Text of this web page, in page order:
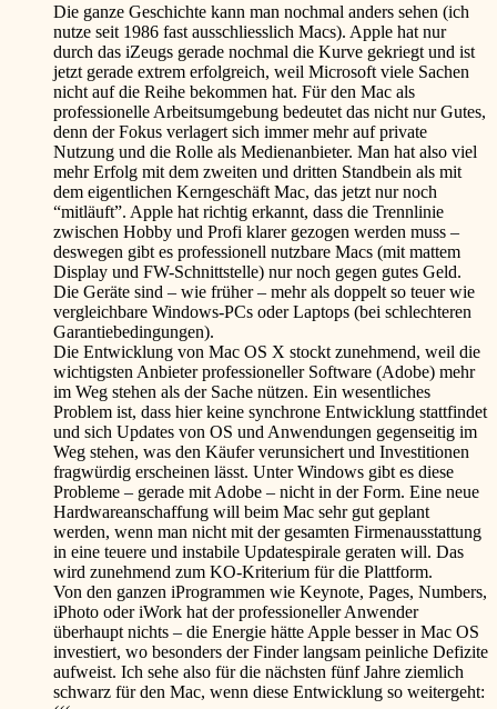
Die ganze Geschichte kann man nochmal anders sehen (ich
nutze seit 1986 fast ausschliesslich Macs). Apple hat nur
durch das iZeugs gerade nochmal die Kurve gekriegt und ist
jetzt gerade extrem erfolgreich, weil Microsoft viele Sachen
nicht auf die Reihe bekommen hat. Für den Mac als
professionelle Arbeitsumgebung bedeutet das nicht nur Gutes,
denn der Fokus verlagert sich immer mehr auf private
Nutzung und die Rolle als Medienanbieter. Man hat also viel
mehr Erfolg mit dem zweiten und dritten Standbein als mit
dem eigentlichen Kerngeschäft Mac, das jetzt nur noch
“mitläuft”. Apple hat richtig erkannt, dass die Trennlinie
zwischen Hobby und Profi klarer gezogen werden muss –
deswegen gibt es professionell nutzbare Macs (mit mattem
Display und FW-Schnittstelle) nur noch gegen gutes Geld.
Die Geräte sind – wie früher – mehr als doppelt so teuer wie
vergleichbare Windows-PCs oder Laptops (bei schlechteren
Garantiebedingungen).
Die Entwicklung von Mac OS X stockt zunehmend, weil die
wichtigsten Anbieter professioneller Software (Adobe) mehr
im Weg stehen als der Sache nützen. Ein wesentliches
Problem ist, dass hier keine synchrone Entwicklung stattfindet
und sich Updates von OS und Anwendungen gegenseitig im
Weg stehen, was den Käufer verunsichert und Investitionen
fragwürdig erscheinen lässt. Unter Windows gibt es diese
Probleme – gerade mit Adobe – nicht in der Form. Eine neue
Hardwareanschaffung will beim Mac sehr gut geplant
werden, wenn man nicht mit der gesamten Firmenausstattung
in eine teuere und instabile Updatespirale geraten will. Das
wird zunehmend zum KO-Kriterium für die Plattform.
Von den ganzen iProgrammen wie Keynote, Pages, Numbers,
iPhoto oder iWork hat der professioneller Anwender
überhaupt nichts – die Energie hätte Apple besser in Mac OS
investiert, wo besonders der Finder langsam peinliche Defizite
aufweist. Ich sehe also für die nächsten fünf Jahre ziemlich
schwarz für den Mac, wenn diese Entwicklung so weitergeht: